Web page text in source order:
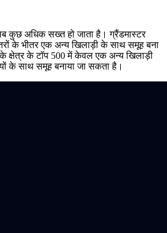
कुछ अधिक सख्त हो जाता है। ग्रैंडमास्टर
के भीतर एक अन्य खिलाड़ी के साथ समूह बना
के टॉप 500 में केवल एक अन्य खिलाड़ी
के साथ समूह बनाया जा सकता है।